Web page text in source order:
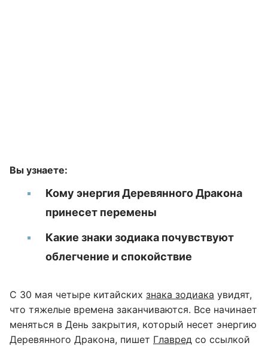
Вы узнаете:
Кому энергия Деревянного Дракона
принесет перемены
Какие знаки зодиака почувствуют
облегчение и спокойствие
С 30 мая четыре китайских знака зодиака увидят,
что тяжелые времена заканчиваются. Все начинает
меняться в День закрытия, который несет энергию
Деревянного Дракона, пишет Главред со ссылкой